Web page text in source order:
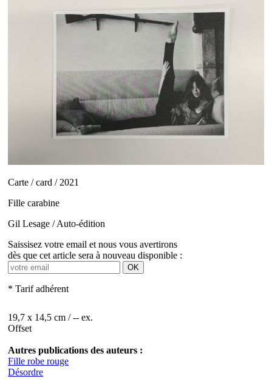
Carte / card / 2021
Fille carabine
Gil Lesage / Auto-édition
Saissisez votre email et nous vous avertirons
dès que cet article sera à nouveau disponible :
OK
* Tarif adhérent
19,7 x 14,5 cm / -- ex.
Offset
Autres publications des auteurs :
Fille robe rouge
Désordre